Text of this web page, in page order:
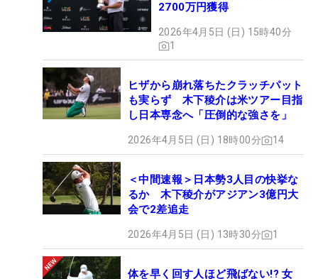
2700万円獲得
2026年4月5日 (日) 15時40分
1
ヒザから崩れ落ちたクラッチパット
も実らず 木下稜介は米ツアー目指
し日本専念へ「圧倒的な強さを」
2026年4月5日 (日) 18時00分 14
＜中間速報＞日本勢3人目の快挙な
るか 木下稜介がアジアン3億円大
会で2差追走
2026年4月5日 (日) 13時30分 1
体を早く回す人ほど飛ばない!? 女